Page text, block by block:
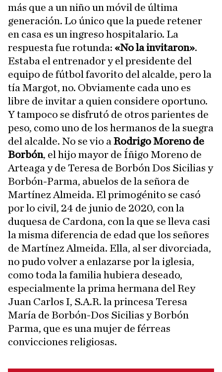
más que a un niño un móvil de última
generación. Lo único que la puede retener
en casa es un ingreso hospitalario. La
respuesta fue rotunda: «No la invitaron».
Estaba el entrenador y el presidente del
equipo de fútbol favorito del alcalde, pero la
tía Margot, no. Obviamente cada uno es
libre de invitar a quien considere oportuno.
Y tampoco se disfrutó de otros parientes de
peso, como uno de los hermanos de la suegra
del alcalde. No se vio a Rodrigo Moreno de
Borbón, el hijo mayor de Íñigo Moreno de
Arteaga y de Teresa de Borbón Dos Sicilias y
Borbón-Parma, abuelos de la señora de
Martínez Almeida. El primogénito se casó
por lo civil, 24 de junio de 2020, con la
duquesa de Cardona, con la que se lleva casi
la misma diferencia de edad que los señores
de Martínez Almeida. Ella, al ser divorciada,
no pudo volver a enlazarse por la iglesia,
como toda la familia hubiera deseado,
especialmente la prima hermana del Rey
Juan Carlos I, S.A.R. la princesa Teresa
María de Borbón-Dos Sicilias y Borbón
Parma, que es una mujer de férreas
convicciones religiosas.